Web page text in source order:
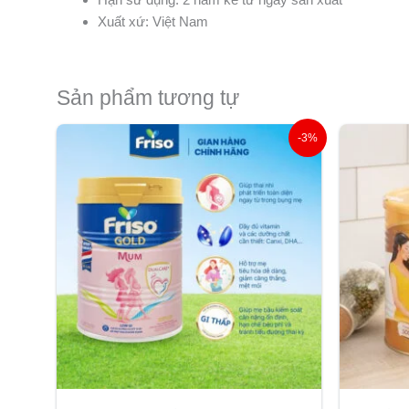
Xuất xứ: Việt Nam
Sản phẩm tương tự
-3%
Giá
gốc
270.000 ₫.
hiện
là:
261.000 ₫.